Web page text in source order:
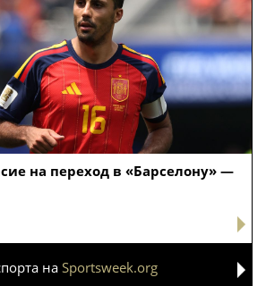
на переход в «Барселону» —
наSportsweek.org